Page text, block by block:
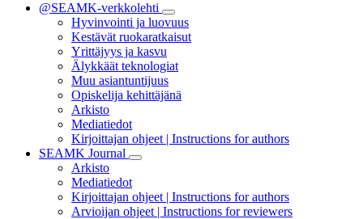
@SEAMK-verkkolehti
Hyvinvointi ja luovuus
Kestävät ruokaratkaisut
Yrittäjyys ja kasvu
Älykkäät teknologiat
Muu asiantuntijuus
Opiskelija kehittäjänä
Arkisto
Mediatiedot
Kirjoittajan ohjeet | Instructions for authors
SEAMK Journal
Arkisto
Mediatiedot
Kirjoittajan ohjeet | Instructions for authors
Arvioijan ohjeet | Instructions for reviewers